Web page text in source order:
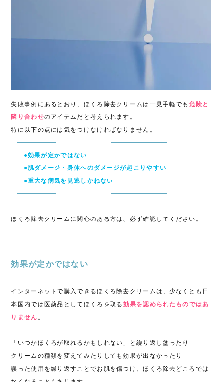
失敗事例にあるとおり、ほくろ除去クリームは一見手軽でも 危険と
隣り合わせのアイテムだと考えられます。
特に以下の点には気をつけなければなりません。
●効果が定かではない
●肌ダメージ・身体へのダメージが起こりやすい
●重大な病気を見逃しかねない
ほくろ除去クリームに関心のある方は、必ず確認してください。
効果が定かではない
インターネットで購入できるほくろ除去クリームは、少なくとも日
本国内では医薬品としてほくろを取る 効果を認められたものではあ
りません 。
「いつかほくろが取れるかもしれない」と繰り返し塗ったり
クリームの種類を変えてみたりしても効果が出なかったり
誤った使用を繰り返すことでお肌を傷つけ、ほくろ除去どころでは